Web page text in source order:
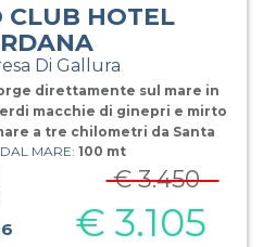
CLUB HOTEL
Di Gallura
direttamente sul mare in
macchie di ginepri e mirto
a tre chilometri da Santa
chilometro da Capo Testa.
dedicata ai piccoli fino a 3
dove ma
MARE: 100 mt
€ 3.450
€ 3.105